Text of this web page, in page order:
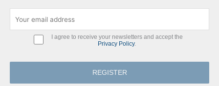
I agree to receive your newsletters and accept the
Privacy Policy.